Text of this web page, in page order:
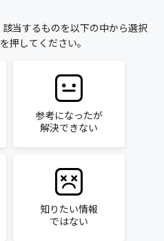
該当するものを以下の中から選択
押してください。
参考になったが
解決できない
知りたい情報
ではない